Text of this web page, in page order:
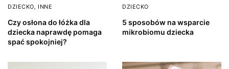
DZIECKO, INNE
Czy osłona do łóżka dla
dziecka naprawdę pomaga
spać spokojniej?
DZIECKO
5 sposobów na wsparcie
mikrobiomu dziecka